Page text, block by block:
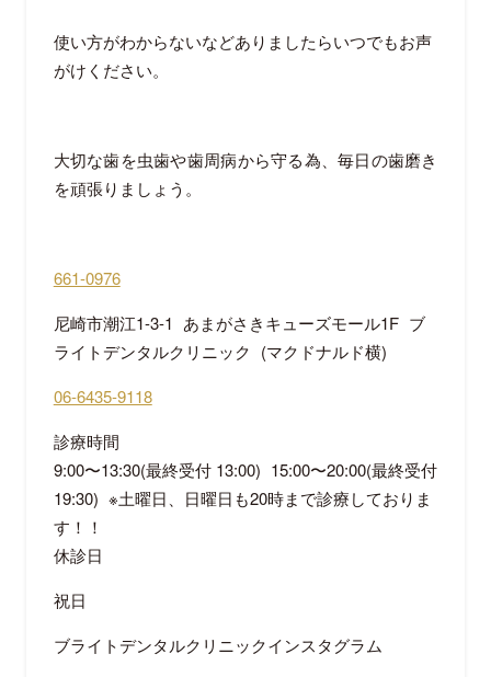
使い方がわからないなどありましたらいつでもお声
がけください。
大切な歯を虫歯や歯周病から守る為、毎日の歯磨き
を頑張りましょう。
661-0976
尼崎市潮江1-3-1 あまがさきキューズモール1F ブ
ライトデンタルクリニック (マクドナルド横)
06-6435-9118
診療時間
9:00〜13:30(最終受付 13:00) 15:00〜20:00(最終受付
19:30) ※土曜日、日曜日も20時まで診療しておりま
す！！
休診日
祝日
ブライトデンタルクリニックインスタグラム